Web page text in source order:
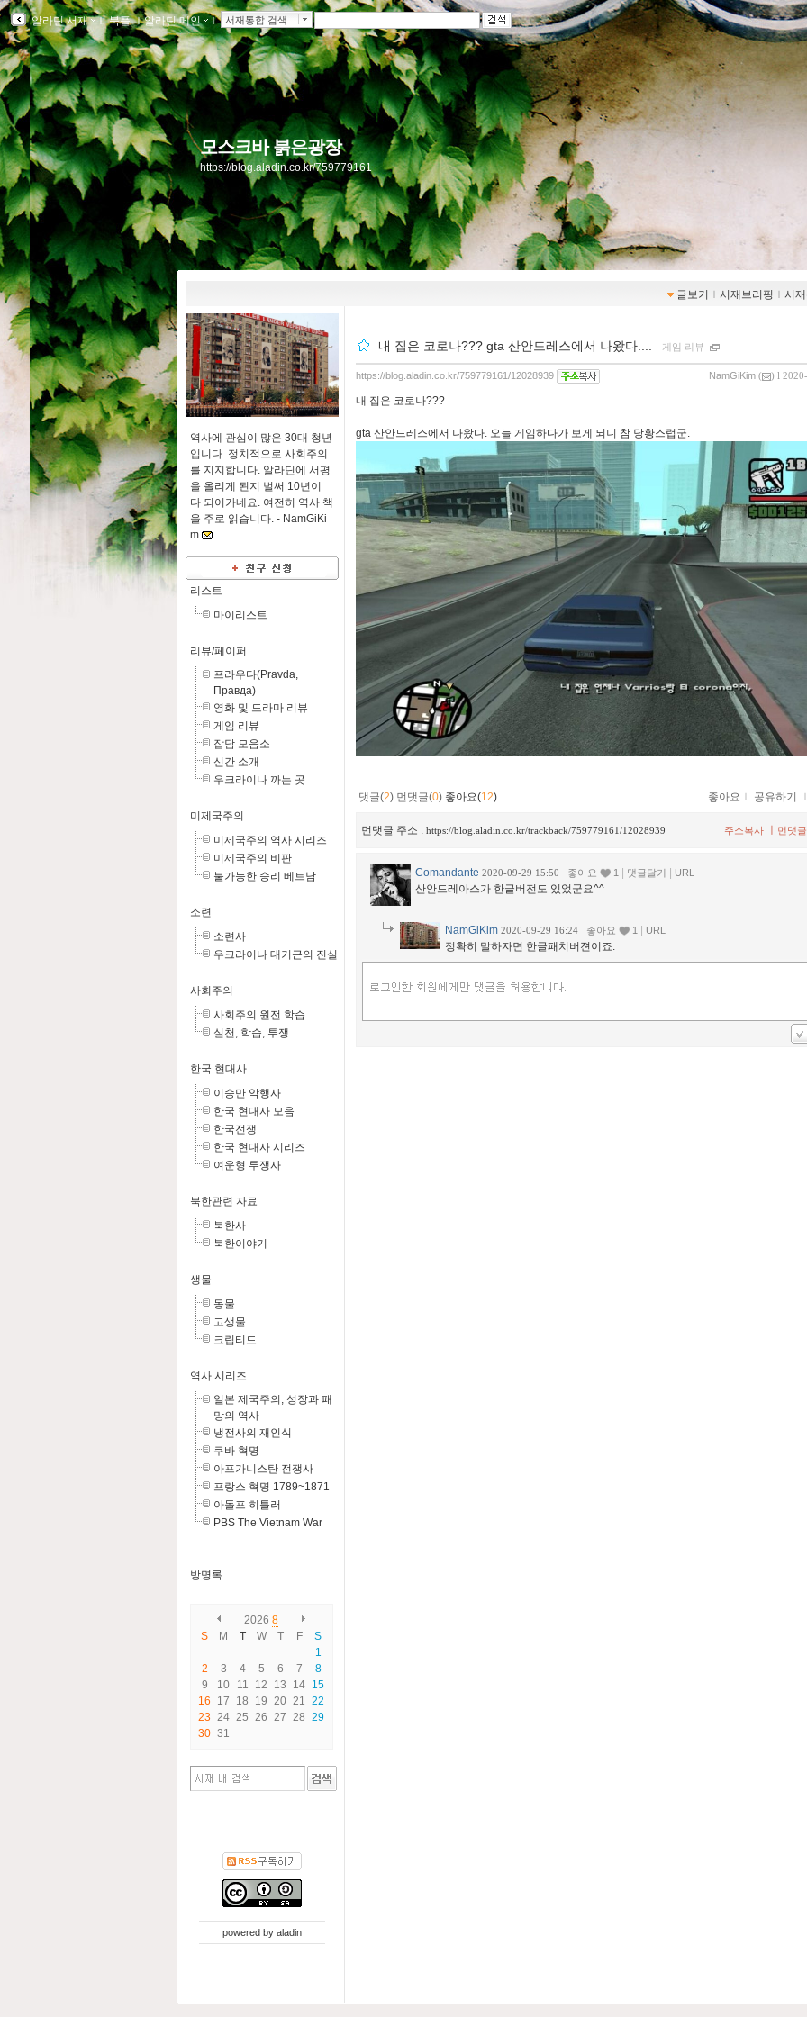
알라딘 서재 ｌ북플ｌ알라딘 메인 ｌ 서재통합 검색
모스크바 붉은광장
https://blog.aladin.co.kr/759779161
글보기 ｌ 서재브리핑 ｌ 서
역사에 관심이 많은 30대 청년
입니다. 정치적으로 사회주의
를 지지합니다. 알라딘에 서평
을 올리게 된지 벌써 10년이
다 되어가네요. 여전히 역사 책
을 주로 읽습니다. - NamGiKi
m
리스트
마이리스트
리뷰/페이퍼
프라우다(Pravda,
Правда)
영화 및 드라마 리뷰
게임 리뷰
잡담 모음소
신간 소개
우크라이나 까는 곳
미제국주의
미제국주의 역사 시리즈
미제국주의 비판
불가능한 승리 베트남
소련
소련사
우크라이나 대기근의 진실
사회주의
사회주의 원전 학습
실천, 학습, 투쟁
한국 현대사
이승만 악행사
한국 현대사 모음
한국전쟁
한국 현대사 시리즈
여운형 투쟁사
북한관련 자료
북한사
북한이야기
생물
동물
고생물
크립티드
역사 시리즈
일본 제국주의, 성장과 패
망의 역사
냉전사의 재인식
쿠바 혁명
아프가니스탄 전쟁사
프랑스 혁명 1789~1871
아돌프 히틀러
PBS The Vietnam War
방명록
2026 8
S
M T W T F
S
1
2
3 4 5 6 7
8
9
10 11 12 13 14 15
16
17 18 19 20 21 22
23 24 25 26 27 28 29
30 31
powered by aladin
내 집은 코로나??? gta 산안드레스에서 나왔다.... ｌ 게임 리뷰
NamGiKim ( ) l
https://blog.aladin.co.kr/759779161/12028939
내 집은 코로나???
gta 산안드레스에서 나왔다. 오늘 게임하다가 보게 되니 참 당황스럽군.
댓글(2) 먼댓글(0) 좋아요(12) 좋아요 ｌ 공유하기
먼댓글 주소 : https://blog.aladin.co.kr/trackback/759779161/12028939 먼댓
주소복사
Comandante 2020-09-29 15:50 좋아요 1 댓글달기 URL
산안드레아스가 한글버전도 있었군요^^
NamGiKim 2020-09-29 16:24 좋아요 1 URL
정확히 말하자면 한글패치버젼이죠.